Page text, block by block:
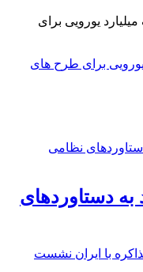
برای طرح های
دستاوردهای